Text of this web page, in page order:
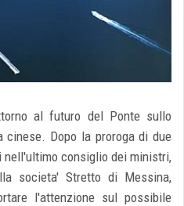
al futuro del Ponte sullo
Dopo la proroga di due
nell'ultimo consiglio dei ministri,
societa' Stretto di Messina,
l'attenzione sul possibile